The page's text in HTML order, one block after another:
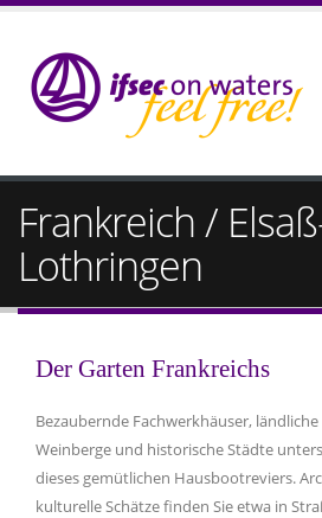
Frankreich /
Lothringen
Der Garten Frankreichs
Bezaubernde Fachwerkhäuser,
Weinberge und historische Städte
dieses gemütlichen Hausbootreviers.
kulturelle Schätze finden Sie etwa in